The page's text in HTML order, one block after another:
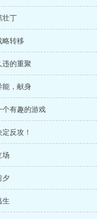
壮丁
略转移
违的重聚
能，献身
个有趣的游戏
反攻！
场
夕
生